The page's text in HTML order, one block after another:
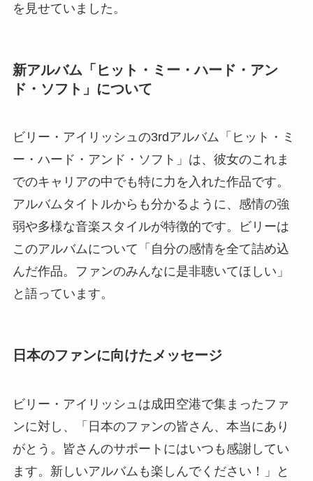
を見せていました。
新アルバム「ヒット・ミー・ハード・アン
ド・ソフト」について
ビリー・アイリッシュの3rdアルバム「ヒット・ミ
ー・ハード・アンド・ソフト」は、彼女のこれま
でのキャリアの中でも特に力を入れた作品です。
アルバムタイトルからも分かるように、感情の強
弱や多様な音楽スタイルが特徴的です。ビリーは
このアルバムについて「自分の感情を全て詰め込
んだ作品。ファンのみんなに是非聴いてほしい」
と語っています。
日本のファンに向けたメッセージ
ビリー・アイリッシュは成田空港で集まったファ
ンに対し、「日本のファンの皆さん、本当にあり
がとう。皆さんのサポートにはいつも感謝してい
ます。新しいアルバムも楽しんでください！」と